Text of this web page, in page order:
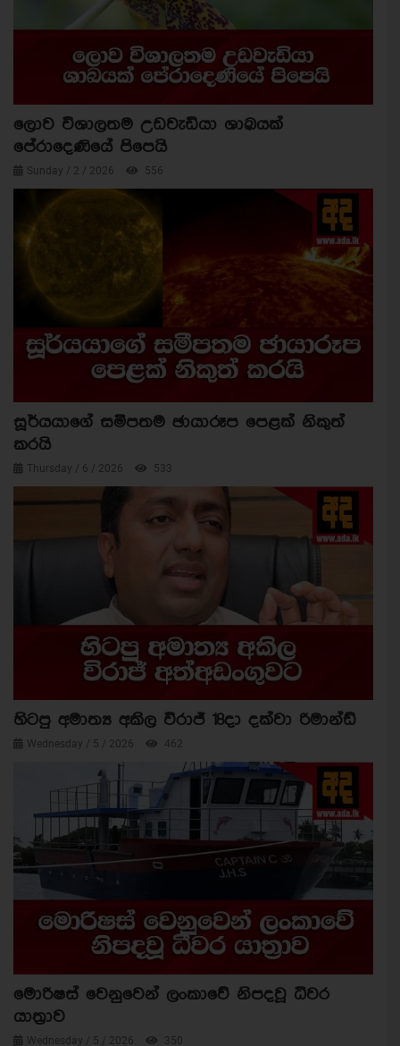
ලොව විශාලතම උඩවැඩියා ශාඛයක්
පේරාදෙණියේ පිපෙයි
Sunday / 2 / 2026 556
සූර්යයාගේ සමීපතම ඡායාරූප පෙළක් නිකුත්
කරයි
Thursday / 6 / 2026 533
හිටපු අමාත්‍ය අකිල විරාජ් 18දා දක්වා රිමාන්ඩ්
Wednesday / 5 / 2026 462
මොරිෂස් වෙනුවෙන් ලංකාවේ නිපදවූ ධීවර
යාත්‍රාව
Wednesday / 5 / 2026 350